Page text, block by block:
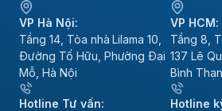
VP Hà Nội:
Tầng 14, Tòa nhà Lilama 10,
Đường Tố Hữu, Phường Đại
Mỗ, Hà Nội
VP HCM:
Tầng 8,
137 Lê
Bình
Hotline Tư vấn:
Hotline